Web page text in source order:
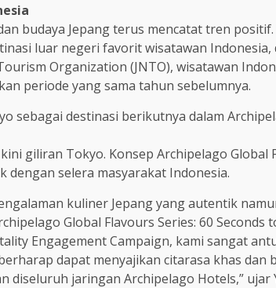
budaya Jepang terus mencatat tren
luar negeri favorit wisatawan
Organization (JNTO), wisatawan
periode yang sama tahun sebelumnya.
destinasi berikutnya dalam
giliran Tokyo. Konsep Archipelago
dengan selera masyarakat Indonesia.
kuliner Jepang yang autentik
Global Flavours Series: 60
Engagement Campaign, kami sangat
dapat menyajikan citarasa khas
jaringan Archipelago Hotels,” ujar